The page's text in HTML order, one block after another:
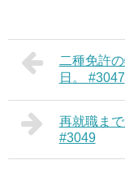
二種免許
日。 #3047
再就職ま
#3049